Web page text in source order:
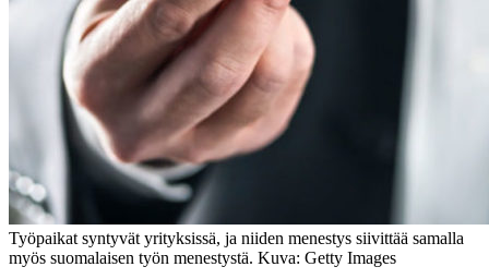
Työpaikat syntyvät yrityksissä, ja niiden menestys siivittää samalla
myös suomalaisen työn menestystä. Kuva: Getty Images